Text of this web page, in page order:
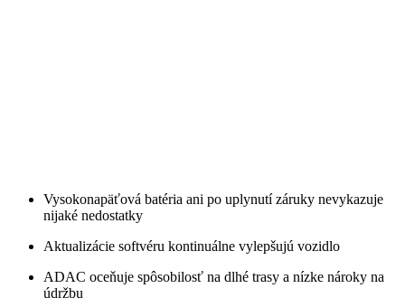
Vysokonapäťová batéria ani po uplynutí záruky nevykazuje
nijaké nedostatky
Aktualizácie softvéru kontinuálne vylepšujú vozidlo
ADAC oceňuje spôsobilosť na dlhé trasy a nízke nároky na
údržbu